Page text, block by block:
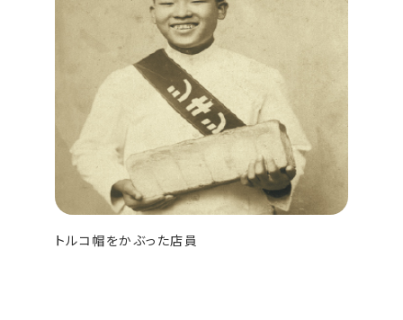
トルコ帽をかぶった店員